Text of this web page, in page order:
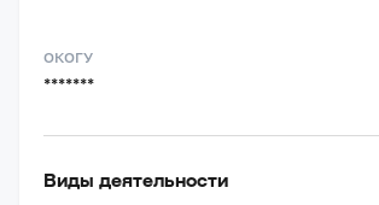
ОКОГУ
*******
Виды деятельности